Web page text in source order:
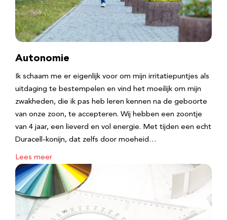
Autonomie
Ik schaam me er eigenlijk voor om mijn irritatiepuntjes als
uitdaging te bestempelen en vind het moeilijk om mijn
zwakheden, die ik pas heb leren kennen na de geboorte
van onze zoon, te accepteren. Wij hebben een zoontje
van 4 jaar, een lieverd en vol energie. Met tijden een echt
Duracell-konijn, dat zelfs door moeheid…
Lees meer